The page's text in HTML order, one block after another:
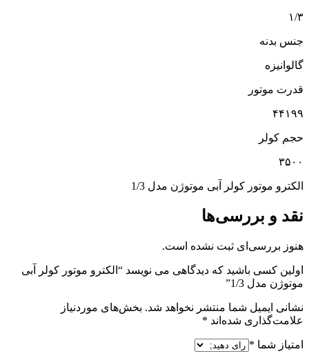
۱/۳
جنس بدنه
گالوانیزه
قدرت موتور
۴۴۱۹۹
حجم کولر
۳۵۰۰
الکترو موتور کولر آبی موتوژن مدل 1/3
نقد و بررسی‌ها
هنوز بررسی‌ای ثبت نشده است.
اولین کسی باشید که دیدگاهی می نویسد “الکترو موتور کولر آبی
موتوژن مدل 1/3”
نشانی ایمیل شما منتشر نخواهد شد. بخش‌های موردنیاز
علامت‌گذاری شده‌اند *
امتیاز شما *